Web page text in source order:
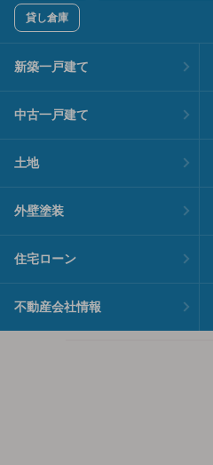
貸し倉庫
新築一戸建て
中古一戸建て
土地
外壁塗装
住宅ローン
不動産会社情報